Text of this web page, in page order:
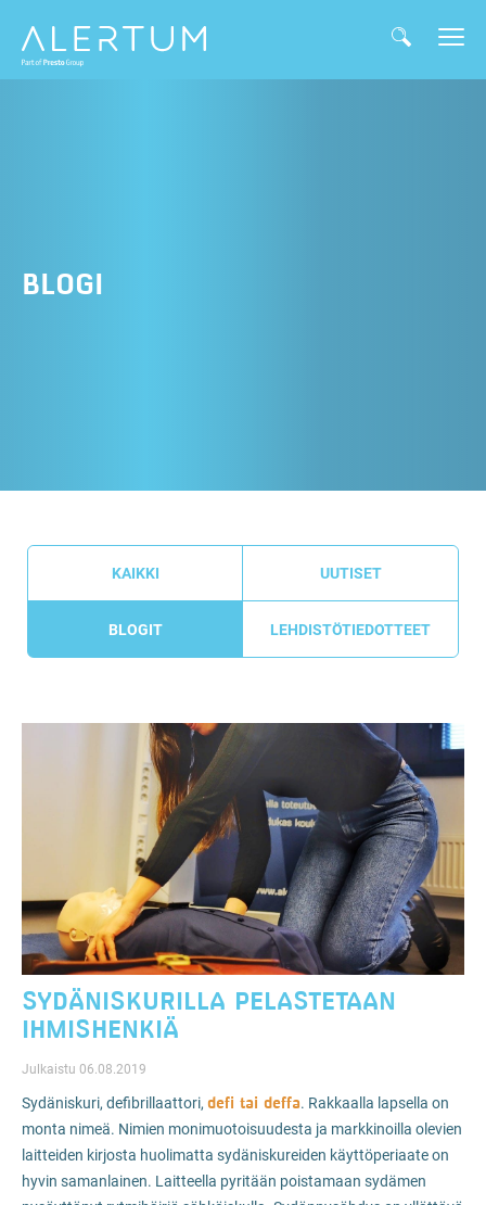
BLOGI
KAIKKI UUTISET
BLOGIT LEHDISTÖTIEDOTTEET
SYDÄNISKURILLA PELASTETAAN
IHMISHENKIÄ
Julkaistu 06.08.2019
Sydäniskuri, defibrillaattori, defi tai deffa. Rakkaalla lapsella on
monta nimeä. Nimien monimuotoisuudesta ja markkinoilla olevien
laitteiden kirjosta huolimatta sydäniskureiden käyttöperiaate on
hyvin samanlainen. Laitteella pyritään poistamaan sydämen